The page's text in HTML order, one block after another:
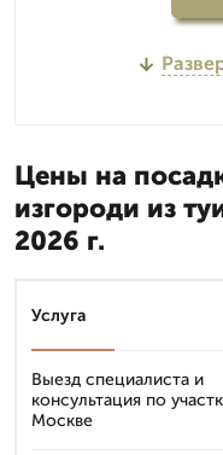
Цены на
изгороди из
2026 г.
Услуга
Выезд специалиста и
консультация по
Москве